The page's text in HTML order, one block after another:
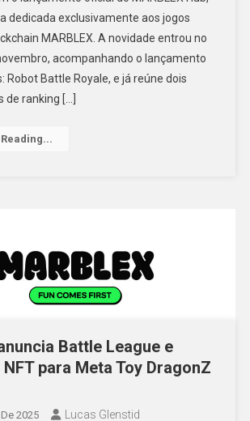
dedicada exclusivamente aos jogos
MARBLEX. A novidade entrou no
acompanhando o lançamento
Robot Battle Royale, e já reúne dois
ranking […]
Battle League e
para Meta Toy DragonZ
2025 Lucas Glenstid